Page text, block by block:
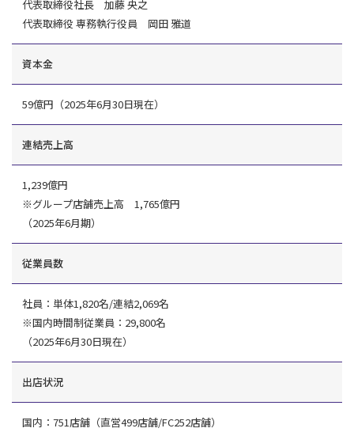
代表取締役社長 加藤 央之
代表取締役 専務執行役員 岡田 雅道
資本金
59億円（2025年6月30日現在）
連結売上高
1,239億円
※グループ店舗売上高 1,765億円
（2025年6月期）
従業員数
社員：単体1,820名/連結2,069名
※国内時間制従業員：29,800名
（2025年6月30日現在）
出店状況
国内：751店舗（直営499店舗/FC252店舗）